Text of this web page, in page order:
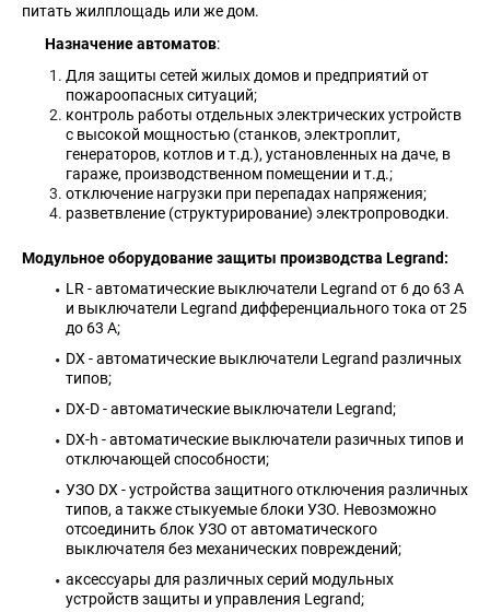
питать жилплощадь или же дом.
Назначение автоматов:
Для защиты сетей жилых домов и предприятий от
пожароопасных ситуаций;
контроль работы отдельных электрических устройств
с высокой мощностью (станков, электроплит,
генераторов, котлов и т.д.), установленных на даче, в
гараже, производственном помещении и т.д.;
отключение нагрузки при перепадах напряжения;
разветвление (структурирование) электропроводки.
Модульное оборудование защиты производства Legrand:
LR - автоматические выключатели Legrand от 6 до 63 А
и выключатели Legrand дифференциального тока от 25
до 63 А;
DX - автоматические выключатели Legrand различных
типов;
DX-D - автоматические выключатели Legrand;
DX-h - автоматические выключатели разичных типов и
отключающей способности;
УЗО DX - устройства защитного отключения различных
типов, а также стыкуемые блоки УЗО. Невозможно
отсоединить блок УЗО от автоматического
выключателя без механических повреждений;
аксессуары для различных серий модульных
устройств защиты и управления Legrand;